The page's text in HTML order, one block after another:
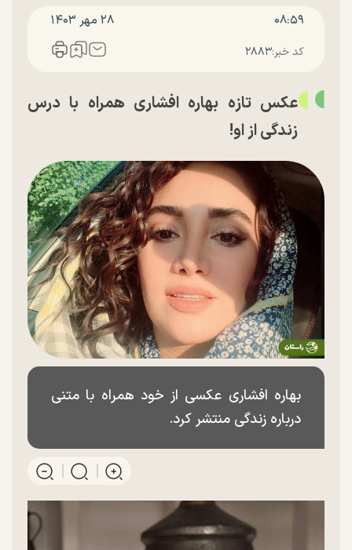
۰۸:۵۹ ۲۸ مهر ۱۴۰۳
کد خبر:۲۸۸۳
عکس تازه بهاره افشاری همراه با درس
زندگی از او!
بهاره افشاری عکسی از خود همراه با متنی
درباره زندگی منتشر کرد.